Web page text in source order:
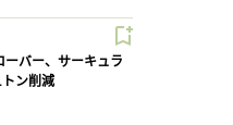
ーバー、サーキュラ
ン削減